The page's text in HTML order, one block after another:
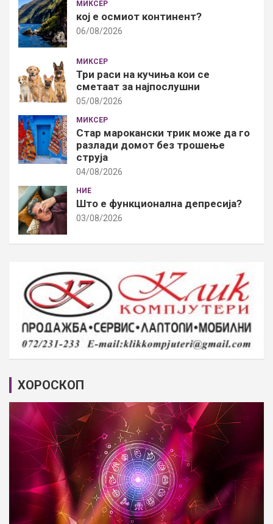
МИКСЕР
кој е осмиот континент?
06/08/2026
МИКСЕР
Три раси на кучиња кои се
сметаат за најпослушни
05/08/2026
МИКСЕР
Стар марокански трик може да го
разлади домот без трошење
струја
04/08/2026
НИЕ
Што е функционална депресија?
03/08/2026
ХОРОСКОП